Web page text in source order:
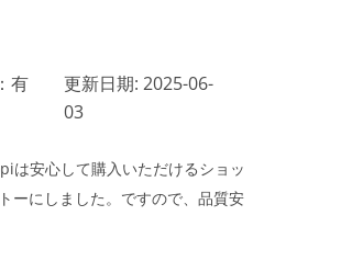
有
更新日期: 2025-06-
03
は安心して購入いただけるショッ
ーにしました。ですので、品質安